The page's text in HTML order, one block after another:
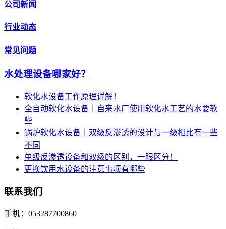
公司新闻
行业动态
常见问题
水处理设备哪家好？
软化水设备工作原理详解！
全自动软化水设备｜自来水厂使用软化水工艺的水要软
些
锅炉软化水设备｜双级反渗透的设计与一级相比有一些
不同
单级反渗透设备和双级的区别，一眼区分！
更换饮用水设备的注意事项有哪些
联系我们
手机：053287700860